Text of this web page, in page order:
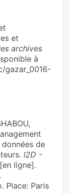
et
archives
à
gazar_0016-
de
I2D -
[en ligne].
Place: Paris